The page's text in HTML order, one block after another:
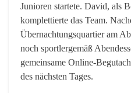
Junioren startete. David, als
komplettierte das Team.
Übernachtungsquartier am
noch sportlergemäß
gemeinsame Online-
des nächsten Tages.